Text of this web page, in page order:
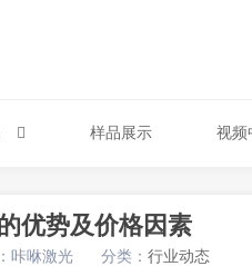
样品展示 视频
优势及价格因素
咔咻激光 分类： 行业动态